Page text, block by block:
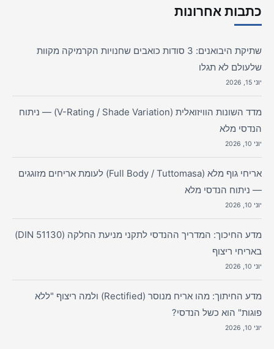
כתבות אחרונות
שתיקת היבואנים: 3 סודות כואבים שחנויות הקרמיקה מקוות
שלעולם לא תגלו
יוני 15, 2026
מדד השונות הוויזואלית (V-Rating / Shade Variation) — ניתוח
הנדסי מלא
יוני 10, 2026
אריחי גוף מלא (Full Body / Tuttomasa) לעומת אריחים מזוגגים
— ניתוח הנדסי מלא
יוני 10, 2026
מדע החיכוך: המדריך ההנדסי לתקני מניעת החלקה (DIN 51130)
באריחי ריצוף
יוני 10, 2026
מדע החיתוך: מהו אריח מנוסר (Rectified) ולמה ריצוף "ללא
פוגות" הוא כשל הנדסי?
יוני 10, 2026